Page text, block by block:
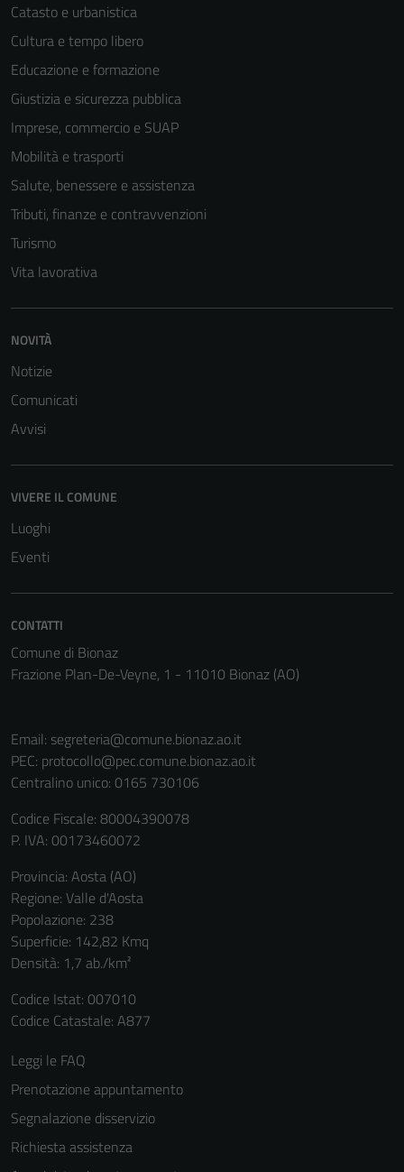
Catasto e urbanistica
Cultura e tempo libero
Educazione e formazione
Giustizia e sicurezza pubblica
Imprese, commercio e SUAP
Mobilità e trasporti
Salute, benessere e assistenza
Tributi, finanze e contravvenzioni
Turismo
Vita lavorativa
NOVITÀ
Notizie
Comunicati
Avvisi
VIVERE IL COMUNE
Luoghi
Eventi
CONTATTI
Comune di Bionaz
Frazione Plan-De-Veyne, 1 - 11010 Bionaz (AO)
Email: segreteria@comune.bionaz.ao.it
PEC: protocollo@pec.comune.bionaz.ao.it
Centralino unico: 0165 730106
Codice Fiscale: 80004390078
P. IVA: 00173460072
Provincia: Aosta (AO)
Regione: Valle d'Aosta
Popolazione: 238
Superficie: 142,82 Kmq
Densità: 1,7 ab./km²
Codice Istat: 007010
Codice Catastale: A877
Leggi le FAQ
Prenotazione appuntamento
Segnalazione disservizio
Richiesta assistenza